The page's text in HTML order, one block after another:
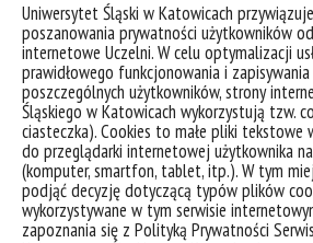
Uniwersytet Śląski w Katowicach
poszanowania prywatności użytkowników
internetowe Uczelni. W celu optymalizacji
prawidłowego funkcjonowania i
poszczególnych użytkowników, strony
Śląskiego w Katowicach wykorzystują tzw.
ciasteczka). Cookies to małe pliki tekstowe
do przeglądarki internetowej użytkownika
(komputer, smartfon, tablet, itp.). W tym
podjąć decyzję dotyczącą typów plików
wykorzystywane w tym serwisie
zapoznania się z Polityką Prywatności